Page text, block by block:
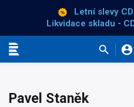
Letní slevy
Likvidace skladu -
Pavel Staněk